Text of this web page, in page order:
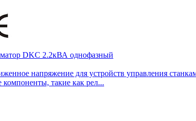
DKC 2.2кВА однофазный
напряжение для устройств управления
такие как рел...